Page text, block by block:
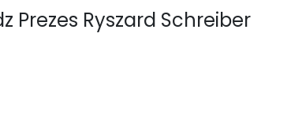
Prezes Ryszard Schreiber